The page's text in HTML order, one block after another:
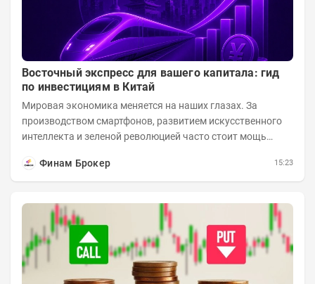
Восточный экспресс для вашего капитала: гид
по инвестициям в Китай
Мировая экономика меняется на наших глазах. За
производством смартфонов, развитием искусственного
интеллекта и зеленой революцией часто стоит мощь
Финам Брокер
15:23